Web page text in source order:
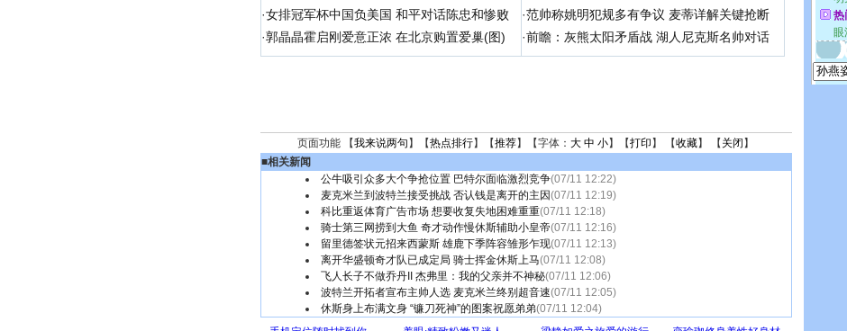
·女排冠军杯中国负美国 和平对话陈忠和惨败
·郭晶晶霍启刚爱意正浓 在北京购置爱巢(图)
·范帅称姚明犯规多有争议 麦蒂详解关键抢断
·前瞻：灰熊太阳矛盾战 湖人尼克斯名帅对话
页面功能 【我来说两句 】【热点排行】【推荐】【字体： 大 中 小】【打印 】 【收藏】 【 关闭 】
■相关新闻
公牛吸引众多大个争抢位置 巴特尔面临激烈竞争(07/11 12:22)
麦克米兰到波特兰接受挑战 否认钱是离开的主因(07/11 12:19)
科比重返体育广告市场 想要收复失地困难重重(07/11 12:18)
骑士第三网捞到大鱼 奇才动作慢休斯辅助小皇帝(07/11 12:16)
留里德签状元招来西蒙斯 雄鹿下季阵容雏形乍现(07/11 12:13)
离开华盛顿奇才队已成定局 骑士挥金休斯上马(07/11 12:08)
飞人长子不做乔丹II 杰弗里：我的父亲并不神秘(07/11 12:06)
波特兰开拓者宣布主帅人选 麦克米兰终别超音速(07/11 12:05)
休斯身上布满文身 “镰刀死神”的图案祝愿弟弟(07/11 12:04)